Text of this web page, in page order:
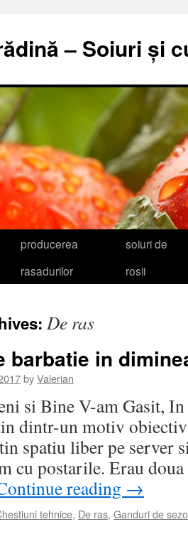
– Soiuri și
producerea
rasadurilor
soiuri de
rosii
De ras
barbatie in
byValerian
si Bine V-am Gasit,
dintr-un motiv
spatiu liber pe server
cu postarile. Erau
reading →
tehnice, De ras, Ganduri de